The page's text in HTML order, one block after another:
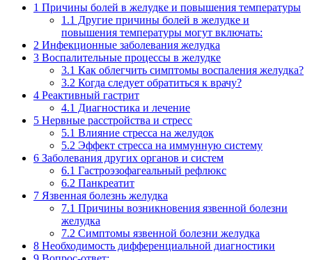
1 Причины болей в желудке и повышения температуры
1.1 Другие причины болей в желудке и
повышения температуры могут включать:
2 Инфекционные заболевания желудка
3 Воспалительные процессы в желудке
3.1 Как облегчить симптомы воспаления желудка?
3.2 Когда следует обратиться к врачу?
4 Реактивный гастрит
4.1 Диагностика и лечение
5 Нервные расстройства и стресс
5.1 Влияние стресса на желудок
5.2 Эффект стресса на иммунную систему
6 Заболевания других органов и систем
6.1 Гастроэзофагеальный рефлюкс
6.2 Панкреатит
7 Язвенная болезнь желудка
7.1 Причины возникновения язвенной болезни
желудка
7.2 Симптомы язвенной болезни желудка
8 Необходимость дифференциальной диагностики